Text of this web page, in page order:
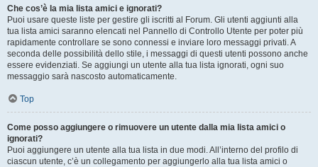
Che cos’è la mia lista amici e ignorati?
Puoi usare queste liste per gestire gli iscritti al Forum. Gli utenti aggiunti alla
tua lista amici saranno elencati nel Pannello di Controllo Utente per poter più
rapidamente controllare se sono connessi e inviare loro messaggi privati. A
seconda delle possibilità dello stile, i messaggi di questi utenti possono anche
essere evidenziati. Se aggiungi un utente alla tua lista ignorati, ogni suo
messaggio sarà nascosto automaticamente.
Top
Come posso aggiungere o rimuovere un utente dalla mia lista amici o
ignorati?
Puoi aggiungere un utente alla tua lista in due modi. All’interno del profilo di
ciascun utente, c’è un collegamento per aggiungerlo alla tua lista amici o